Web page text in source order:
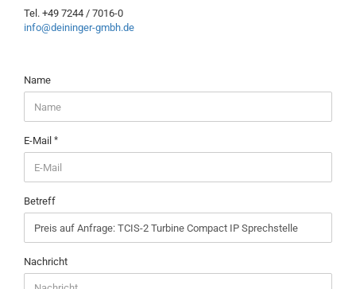
Tel. +49 7244 / 7016-0
info@deininger-gmbh.de
KONTAKT
-
WIR
FREUEN
UNS
AUF
IHRE
NACHRICHT
Name
E-Mail
Betreff
Nachricht